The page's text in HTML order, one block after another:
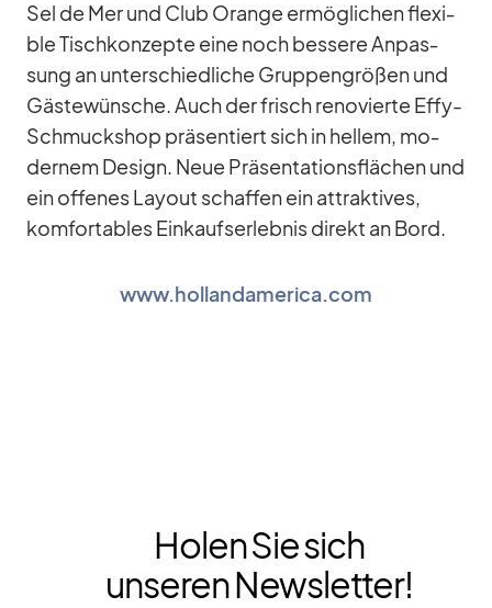
Sel de Mer und Club Orange er­mög­li­chen fle­xi­
ble Tisch­kon­zepte eine noch bes­sere An­pas­
sung an un­ter­schied­li­che Grup­pen­grö­ßen und
Gäs­te­wün­sche. Auch der frisch re­no­vierte Effy-
Schmuck­shop prä­sen­tiert sich in hel­lem, mo­
der­nem De­sign. Neue Prä­sen­ta­ti­ons­flä­chen und
ein of­fe­nes Lay­out schaf­fen ein at­trak­ti­ves,
kom­for­ta­bles Ein­kaufs­er­leb­nis di­rekt an Bord.
www.hollandamerica.com
Holen Sie sich
unseren Newsletter!